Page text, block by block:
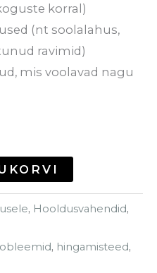
korral)
(nt soolalahus,
ravimid)
mis voolavad nagu
, Hooldusvahendid,
, hingamisteed,